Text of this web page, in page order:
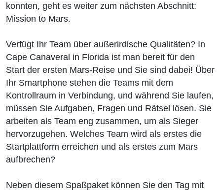
konnten, geht es weiter zum nächsten Abschnitt:
Mission to Mars.
Verfügt Ihr Team über außerirdische Qualitäten? In
Cape Canaveral in Florida ist man bereit für den
Start der ersten Mars-Reise und Sie sind dabei! Über
Ihr Smartphone stehen die Teams mit dem
Kontrollraum in Verbindung, und während Sie laufen,
müssen Sie Aufgaben, Fragen und Rätsel lösen. Sie
arbeiten als Team eng zusammen, um als Sieger
hervorzugehen. Welches Team wird als erstes die
Startplattform erreichen und als erstes zum Mars
aufbrechen?
Neben diesem Spaßpaket können Sie den Tag mit